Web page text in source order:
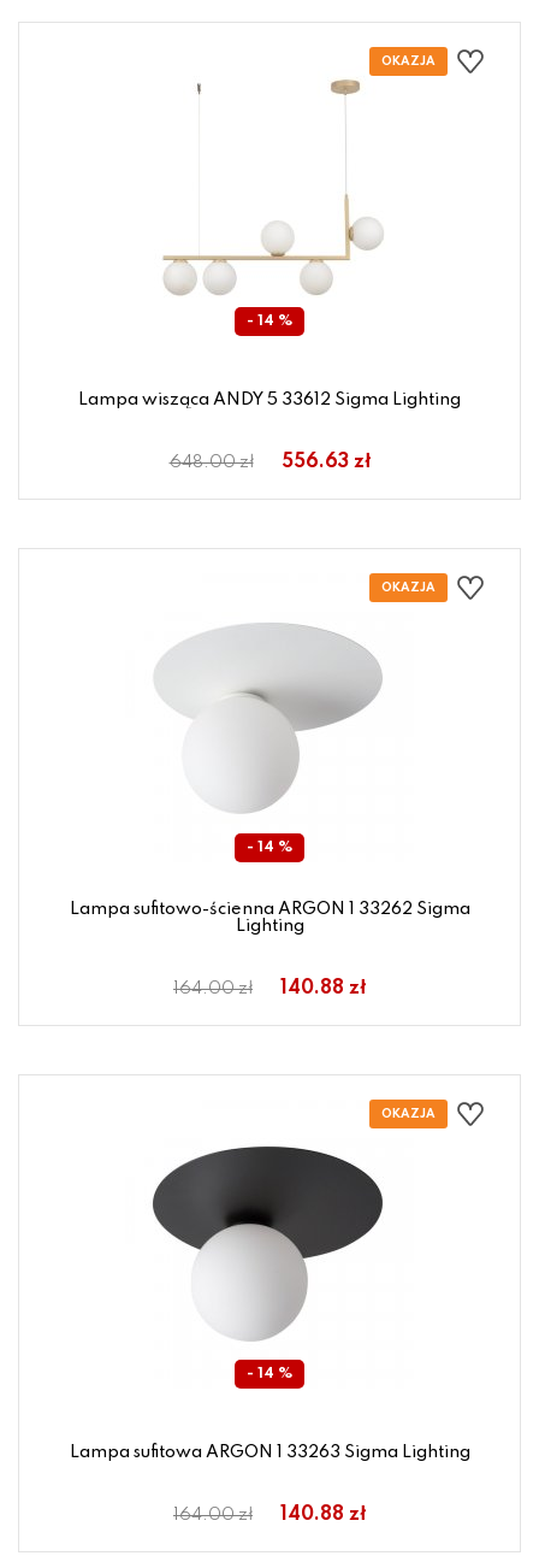
- 14 %
Lampa wisząca ANDY 5 33612 Sigma Lighting
648.00 zł 556.63 zł
- 14 %
Lampa sufitowo-ścienna ARGON 1 33262 Sigma
Lighting
164.00 zł 140.88 zł
- 14 %
Lampa sufitowa ARGON 1 33263 Sigma Lighting
164.00 zł 140.88 zł